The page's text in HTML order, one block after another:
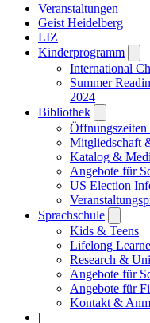
Veranstaltungen
Geist Heidelberg
LIZ
Kinderprogramm
International
Summer
2024
Bibliothek
submenu
Mitgliedschaft
Katalog &
Angebote für
US Election
Sprachschule
submenu
Kids & Teens
Lifelong
Research &
Angebote für
Angebote für
Kontakt &
|